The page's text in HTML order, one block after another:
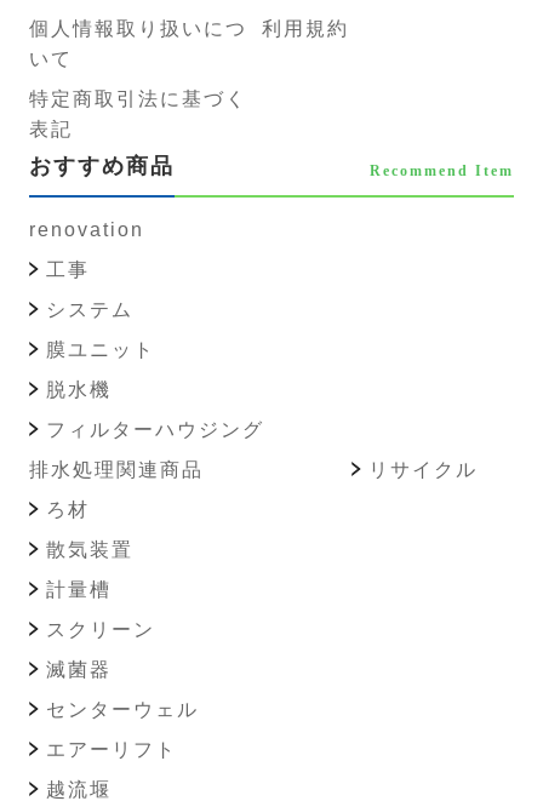
個人情報取り扱いにつ
いて
利用規約
特定商取引法に基づく
表記
おすすめ商品 Recommend Item
renovation
工事
システム
膜ユニット
脱水機
フィルターハウジング
排水処理関連商品
ろ材
散気装置
計量槽
スクリーン
滅菌器
センターウェル
エアーリフト
越流堰
リサイクル